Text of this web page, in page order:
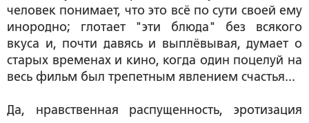
человек понимает, что это всё по сути своей ему
инородно; глотает "эти блюда" без всякого
вкуса и, почти давясь и выплёвывая, думает о
старых временах и кино, когда один поцелуй на
весь фильм был трепетным явлением счастья...
Да, нравственная распущенность, эротизация